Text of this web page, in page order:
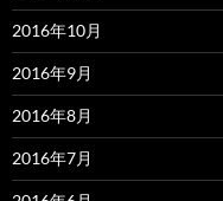
2016年10月
2016年9月
2016年8月
2016年7月